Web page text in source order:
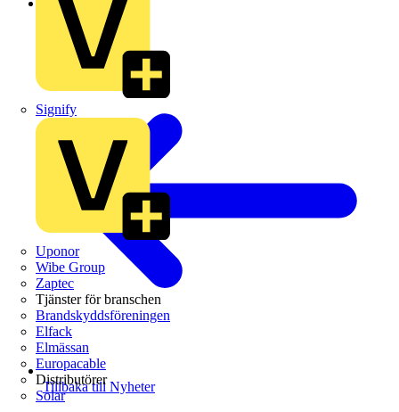
Signify
Uponor
Wibe Group
Zaptec
Tjänster för branschen
Brandskyddsföreningen
Elfack
Elmässan
Europacable
Distributörer
Solar
Tillbaka till Nyheter